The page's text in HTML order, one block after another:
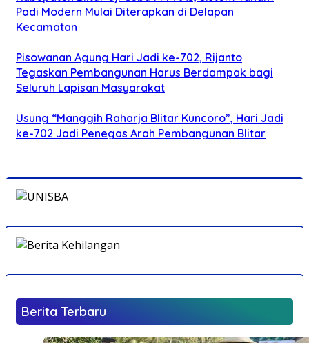
Padi Modern Mulai Diterapkan di Delapan
Kecamatan
Pisowanan Agung Hari Jadi ke-702, Rijanto
Tegaskan Pembangunan Harus Berdampak bagi
Seluruh Lapisan Masyarakat
Usung “Manggih Raharja Blitar Kuncoro”, Hari Jadi
ke-702 Jadi Penegas Arah Pembangunan Blitar
Berita Terbaru